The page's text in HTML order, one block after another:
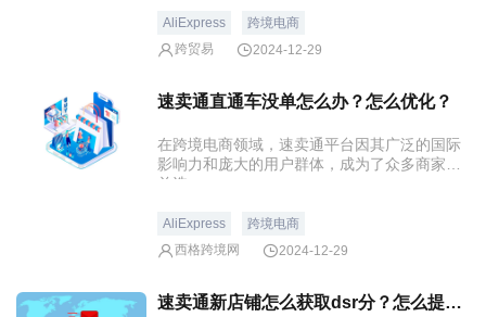
AliExpress
跨境电商
跨贸易
2024-12-29
速卖通直通车没单怎么办？怎么优化？
在跨境电商领域，速卖通平台因其广泛的国际
影响力和庞大的用户群体，成为了众多商家的
首选。
AliExpress
跨境电商
西格跨境网
2024-12-29
速卖通新店铺怎么获取dsr分？怎么提升？